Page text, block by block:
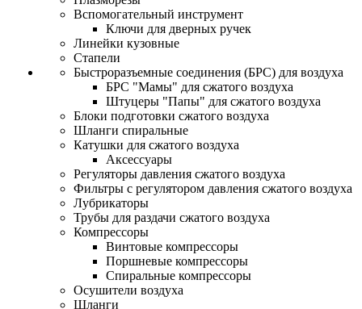
Вспомогательный инструмент
Ключи для дверных ручек
Линейки кузовные
Стапели
Быстроразъемные соединения (БРС) для воздуха
БРС "Мамы" для сжатого воздуха
Штуцеры "Папы" для сжатого воздуха
Блоки подготовки сжатого воздуха
Шланги спиральные
Катушки для сжатого воздуха
Аксессуары
Регуляторы давления сжатого воздуха
Фильтры с регулятором давления сжатого воздуха
Лубрикаторы
Трубы для раздачи сжатого воздуха
Компрессоры
Винтовые компрессоры
Поршневые компрессоры
Спиральные компрессоры
Осушители воздуха
Шланги